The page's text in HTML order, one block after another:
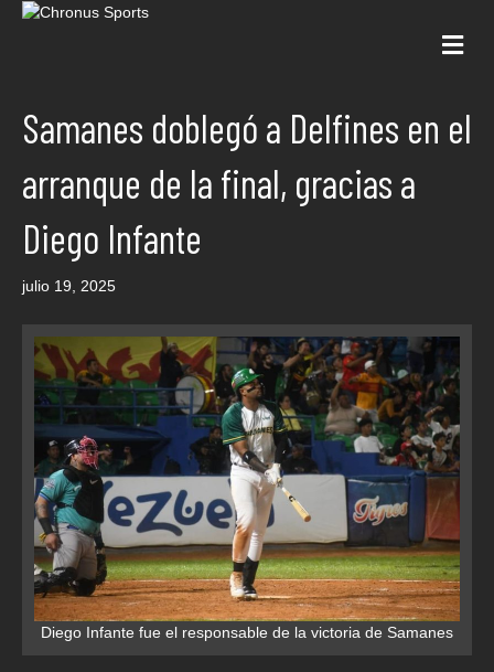
Samanes doblegó a Delfines en el
arranque de la final, gracias a
Diego Infante
julio 19, 2025
Diego Infante fue el responsable de la victoria de Samanes